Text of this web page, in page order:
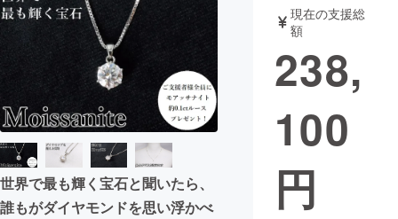
アート・写真 音楽
テクノロジー・ガジェット ゲーム・サ
映像・映画
ビジネス・起業
まちづくり・地域活性化
世界で最も輝く宝石と聞いたら、
誰もがダイヤモンドを思い浮かべ
現在の支援総
額
238,
100
円